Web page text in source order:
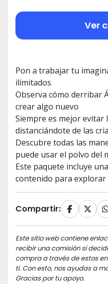
Ver
Pon a trabajar tu
ilimitados
Observa cómo derribar
crear algo nuevo
Siempre es mejor evitar
distanciándote de las
Descubre todas las
puede usar el polvo del
Este paquete incluye
contenido para explorar
Compartir:
Este sitio web contiene
recibir una comisión si
compra a través de estos
ti. Con esto, nos ayudas a
Gracias por tu apoyo.